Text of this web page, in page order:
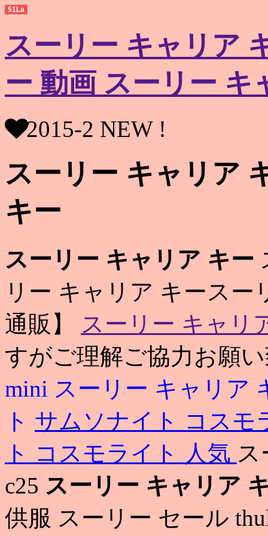
51La
スーリー キャリア
ー 動画 スーリー キ
2015-2 NEW !
スーリー キャリア
キー
スーリー キャリア キー
リー キャリア キースー
通販】
スーリー キャリ
すがご理解ご協力お願
mini スーリー キャリア
ト サムソナイト コス
ト コスモライト 人気
c25 スーリー キャリア
供服 スーリー セール